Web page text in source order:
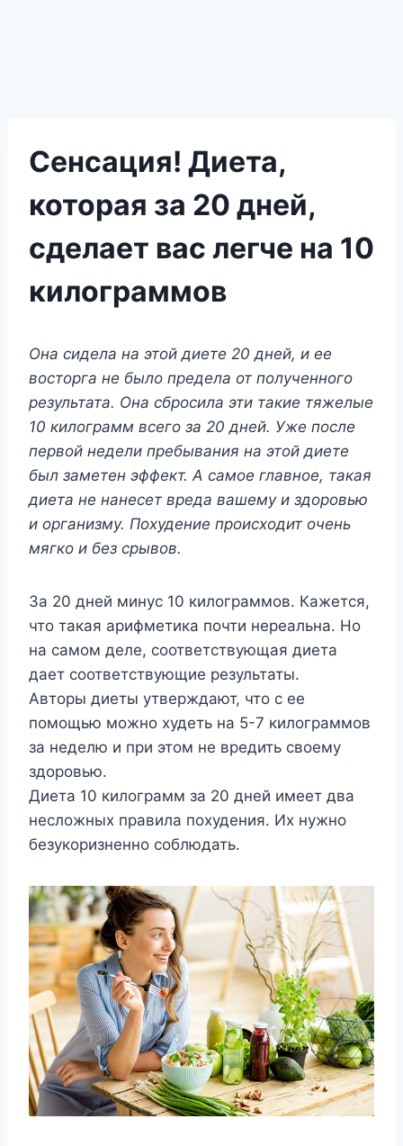
Сенсация! Диета,
которая за 20 дней,
сделает вас легче на 10
килограммов
Она сидела на этой диете 20 дней, и ее
восторга не было предела от полученного
результата. Она сбросила эти такие тяжелые
10 килограмм всего за 20 дней. Уже после
первой недели пребывания на этой диете
был заметен эффект. А самое главное, такая
диета не нанесет вреда вашему и здоровью
и организму. Похудение происходит очень
мягко и без срывов.
За 20 дней минус 10 килограммов. Кажется,
что такая арифметика почти нереальна. Но
на самом деле, соответствующая диета
дает соответствующие результаты.
Авторы диеты утверждают, что с ее
помощью можно худеть на 5-7 килограммов
за неделю и при этом не вредить своему
здоровью.
Диета 10 килограмм за 20 дней имеет два
несложных правила похудения. Их нужно
безукоризненно соблюдать.